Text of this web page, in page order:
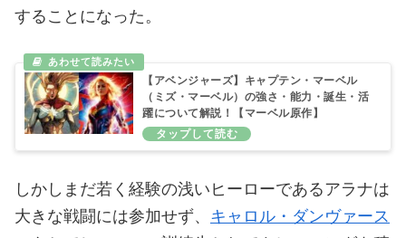
することになった。
【アベンジャーズ】キャプテン・マーベル
（ミズ・マーベル）の強さ・能力・誕生・活
躍について解説！【マーベル原作】
しかしまだ若く経験の浅いヒーローであるアラナは
大きな戦闘には参加せず、 キャロル・ダンヴァース